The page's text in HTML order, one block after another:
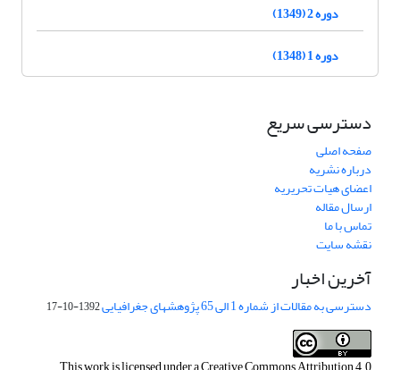
دوره 2 (1349)
دوره 1 (1348)
دسترسی سریع
صفحه اصلی
درباره نشریه
اعضای هیات تحریریه
ارسال مقاله
تماس با ما
نقشه سایت
آخرین اخبار
دسترسی به مقالات از شماره 1 الی 65 پژوهشهای جغرافیایی 1392-10-17